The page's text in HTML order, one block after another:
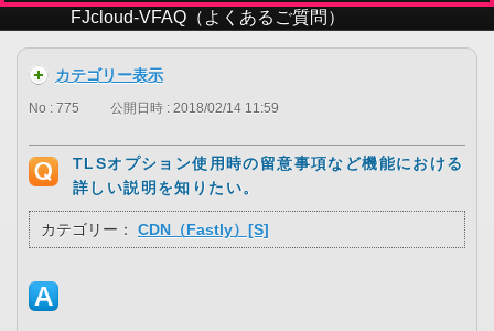
FJcloud-VFAQ（よくあるご質問）
カテゴリー表示
No : 775 公開日時 : 2018/02/14 11:59
TLSオプション使用時の留意事項など機能における
詳しい説明を知りたい。
カテゴリー： CDN（Fastly）[S]